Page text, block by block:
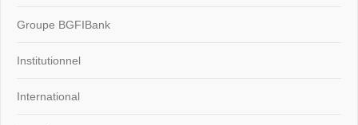
Groupe BGFIBank
Institutionnel
International